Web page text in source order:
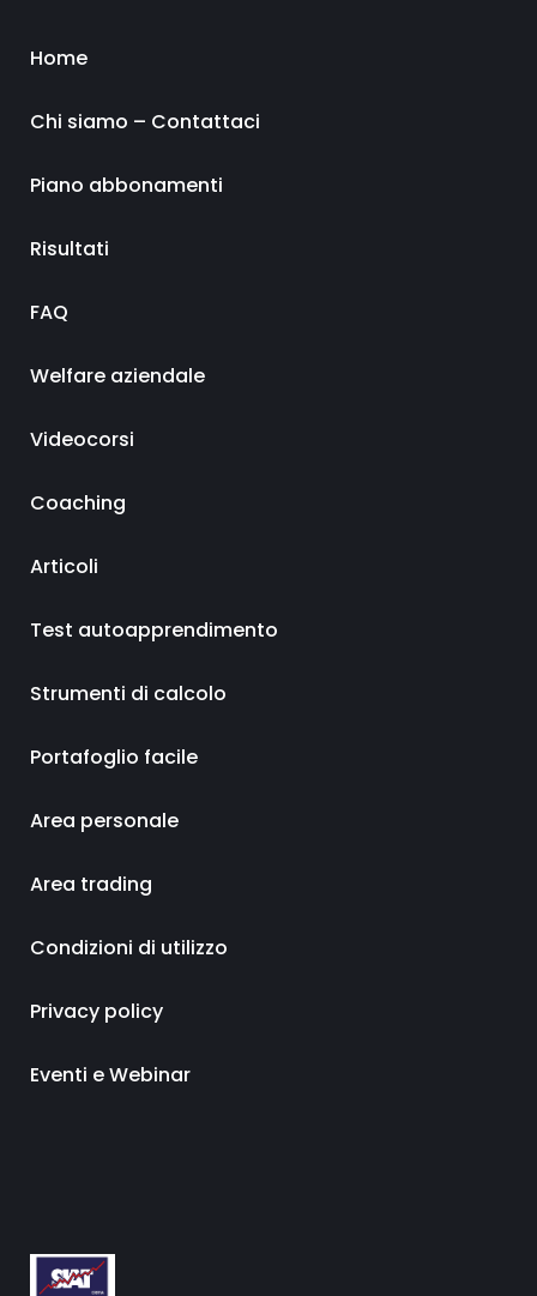
Home
Chi siamo – Contattaci
Piano abbonamenti
Risultati
FAQ
Welfare aziendale
Videocorsi
Coaching
Articoli
Test autoapprendimento
Strumenti di calcolo
Portafoglio facile
Area personale
Area trading
Condizioni di utilizzo
Privacy policy
Eventi e Webinar